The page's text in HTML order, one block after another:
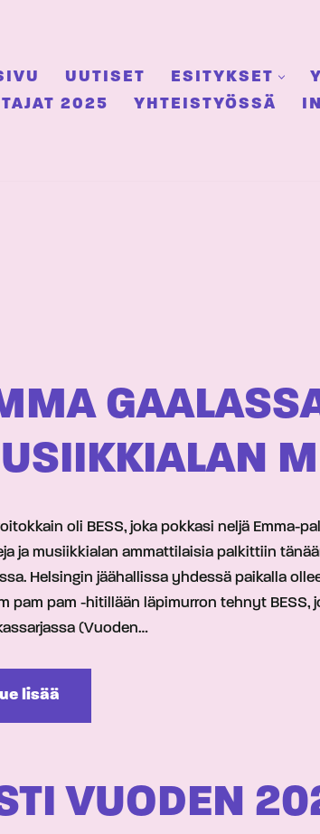
UUTISET ESITYKSET
2025
YHTEISTYÖSSÄ
oli BESS, joka pokkasi neljä Emma-
ja musiikkialan ammattilaisia palkittiin
Helsingin jäähallissa yhdessä paikalla
pam pam -hitillään läpimurron tehnyt BESS,
(Vuoden…
lisää
VUODEN